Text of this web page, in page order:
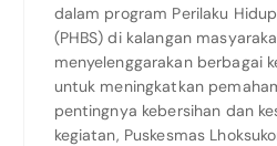
dalam program Perilaku
(PHBS) di kalangan
menyelenggarakan berbagai
untuk meningkatkan
pentingnya kebersihan dan
kegiatan, Puskesmas